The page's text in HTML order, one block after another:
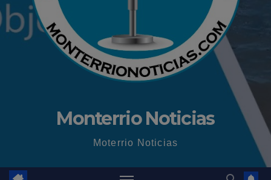
Monterrio Noticias
Moterrio Noticias